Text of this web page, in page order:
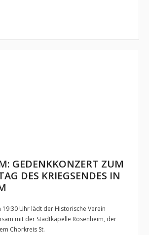
GEDENKKONZERT ZUM
DES KRIEGSENDES IN
19:30 Uhr lädt der Historische Verein
mit der Stadtkapelle Rosenheim, der
Chorkreis St.